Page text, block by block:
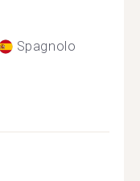
Spagnolo